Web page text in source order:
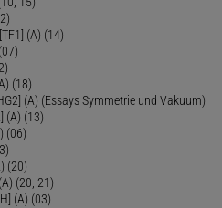
(A) (14)
(18)
(A) (Essays Symmetrie und Vakuum)
(A) (13)
(06)
(20)
(20, 21)
(A) (03)